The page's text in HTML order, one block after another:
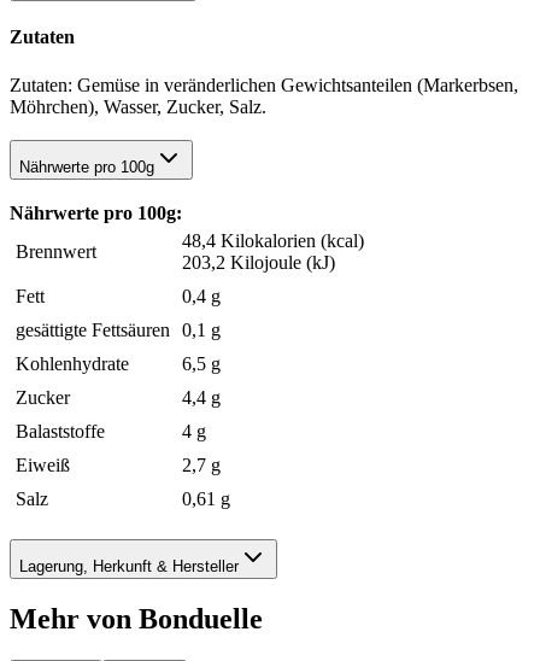
Zutaten
Zutaten: Gemüse in veränderlichen Gewichtsanteilen (Markerbsen,
Möhrchen), Wasser, Zucker, Salz.
Nährwerte pro 100g
Nährwerte pro 100g:
Brennwert
48,4 Kilokalorien (kcal)
203,2 Kilojoule (kJ)
Fett
0,4 g
gesättigte Fettsäuren
0,1 g
Kohlenhydrate
6,5 g
Zucker
4,4 g
Balaststoffe
4 g
Eiweiß
2,7 g
Salz
0,61 g
Lagerung, Herkunft & Hersteller
Mehr von Bonduelle